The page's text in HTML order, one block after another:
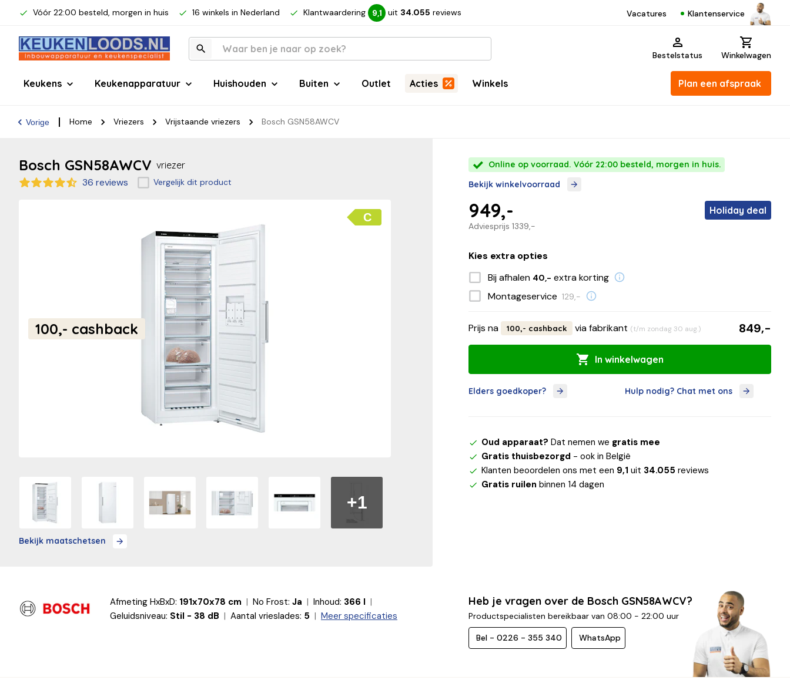
Vóór 22:00 besteld, morgen in huis 16 winkels in Nederland Klantwaardering 9,1 uit 34.055 reviews Vacatures Klantenservice
Bestelstatus Winkelwagen
Keukens Keukenapparatuur Huishouden Buiten Outlet Acties Winkels Plan een afspraak
Vorige Home Vriezers Vrijstaande vriezers Bosch GSN58AWCV
Bosch GSN58AWCV vriezer
36 reviews Vergelijk dit product
+1
C
100,- cashback
Bekijk maatschetsen
Online op voorraad. Vóór 22:00 besteld, morgen in huis.
Bekijk winkelvoorraad
Adviesprijs1339,-
949,- Holiday deal
Kies extra opties
Bij afhalen 40,- extra korting
Montageservice 129,-
Prijs na 100,- cashback via fabrikant (t/m zondag 30 aug.) 849,-
In winkelwagen
Elders goedkoper? Hulp nodig? Chat met ons
Oud apparaat? Dat nemen we gratis mee
Gratis thuisbezorgd - ook in België
Klanten beoordelen ons met een 9,1 uit 34.055 reviews
Gratis ruilen binnen 14 dagen
Afmeting HxBxD: 191x70x78 cm No Frost: Ja Inhoud: 366 l
Geluidsniveau: Stil - 38 dB Aantal vrieslades: 5 Meer specificaties
Heb je vragen over de Bosch GSN58AWCV?
Productspecialisten bereikbaar van 08:00 - 22:00 uur
Bel - 0226 - 355 340 WhatsApp